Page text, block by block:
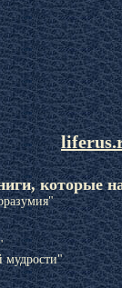
которые
мудрости"